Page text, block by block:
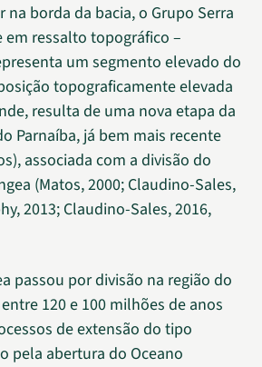
na borda da bacia, o Grupo Serra
em ressalto topográfico –
um segmento elevado do
topograficamente elevada
resulta de uma nova etapa da
Parnaíba, já bem mais recente
associada com a divisão do
(Matos, 2000; Claudino-Sales,
2013; Claudino-Sales, 2016,
passou por divisão na região do
120 e 100 milhões de anos
de extensão do tipo
pela abertura do Oceano